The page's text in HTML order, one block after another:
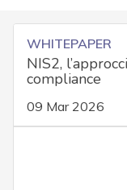
WHITEPAPER
NIS2,
compliance
09 Mar 2026